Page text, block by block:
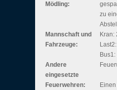
Mödling:
zu
Mannschaft und
Fahrzeuge:
Kran:
Andere
eingesetzte
Feuerwehren: